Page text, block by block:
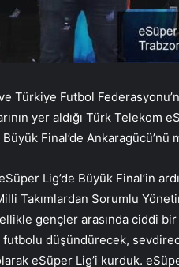
Türkiye Futbol
yer aldığı Türk Telekom
Final’de
Lig’de Büyük Final’in
Takımlardan Sorumlu
gençler arasında ciddi
futbolu düşündürecek,
eSüper Lig’i kurduk.